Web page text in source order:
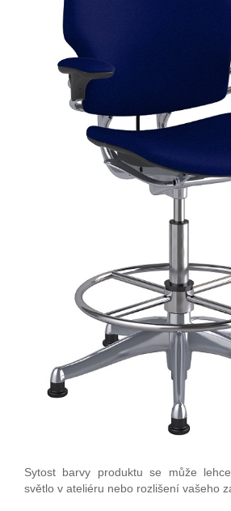
Sytost barvy produktu se může
světlo v ateliéru nebo rozlišení vašeho